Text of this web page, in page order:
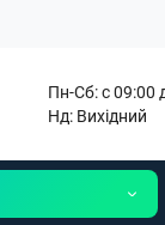
Пн-Сб: с 09:00
Нд: Вихідний